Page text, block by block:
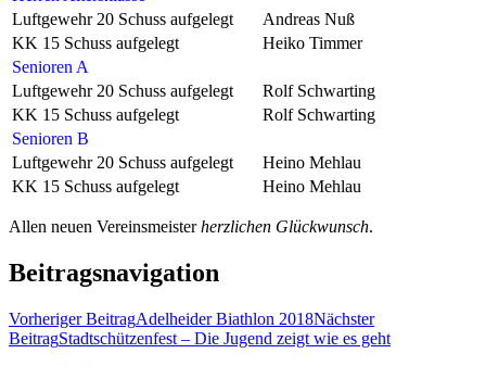
Luftgewehr 20 Schuss aufgelegt
Andreas Nuß
KK 15 Schuss aufgelegt
Heiko Timmer
Senioren A
Luftgewehr 20 Schuss aufgelegt
Rolf Schwarting
KK 15 Schuss aufgelegt
Rolf Schwarting
Senioren B
Luftgewehr 20 Schuss aufgelegt
Heino Mehlau
KK 15 Schuss aufgelegt
Heino Mehlau
Allen neuen Vereinsmeisterherzlichen Glückwunsch.
Beitragsnavigation
Vorheriger BeitragAdelheider Biathlon 2018Nächster
BeitragStadtschützenfest – Die Jugend zeigt wie es geht